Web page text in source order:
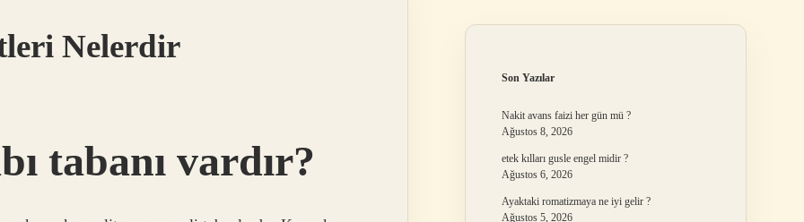
Nelerdir
tabanı vardır?
Son Yazılar
Nakit avans faizi her gün mü ?
Ağustos 8, 2026
etek kılları gusle engel midir ?
Ağustos 6, 2026
Ayaktaki romatizmaya ne iyi gelir ?
Ağustos 5, 2026